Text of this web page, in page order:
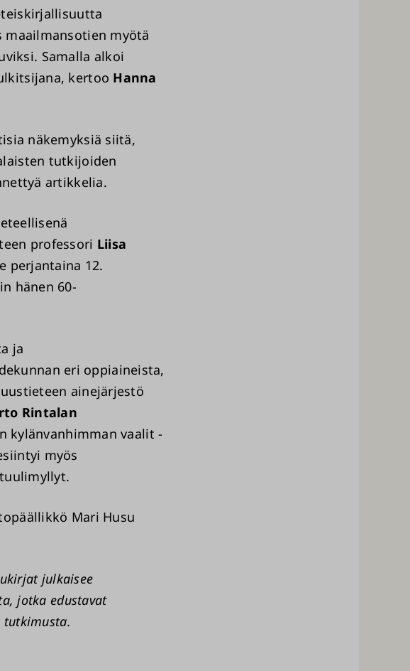
myötä
Samalla alkoi
kertoo Hanna
näkemyksiä siitä,
tutkijoiden
artikkelia.
professori Liisa
perjantaina 12.
hänen 60-
ja
eri oppiaineista,
ainejärjestö
Rintalan
kylänvanhimman vaalit -
myös
Mari Husu
julkaisee
jotka edustavat